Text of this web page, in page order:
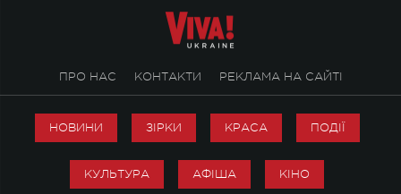
ПРО НАС КОНТАКТИ РЕКЛАМА НА САЙТІ
НОВИНИ ЗІРКИ КРАСА ПОДІЇ
КУЛЬТУРА АФІША КІНО